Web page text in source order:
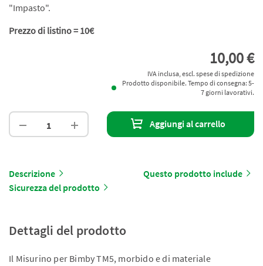
"Impasto".
Prezzo di listino = 10€
10,00 €
IVA inclusa, escl. spese di spedizione
Prodotto disponibile. Tempo di consegna: 5-
7 giorni lavorativi.
Aggiungi al carrello
Descrizione
Questo prodotto include
Sicurezza del prodotto
Dettagli del prodotto
Il Misurino per Bimby TM5, morbido e di materiale